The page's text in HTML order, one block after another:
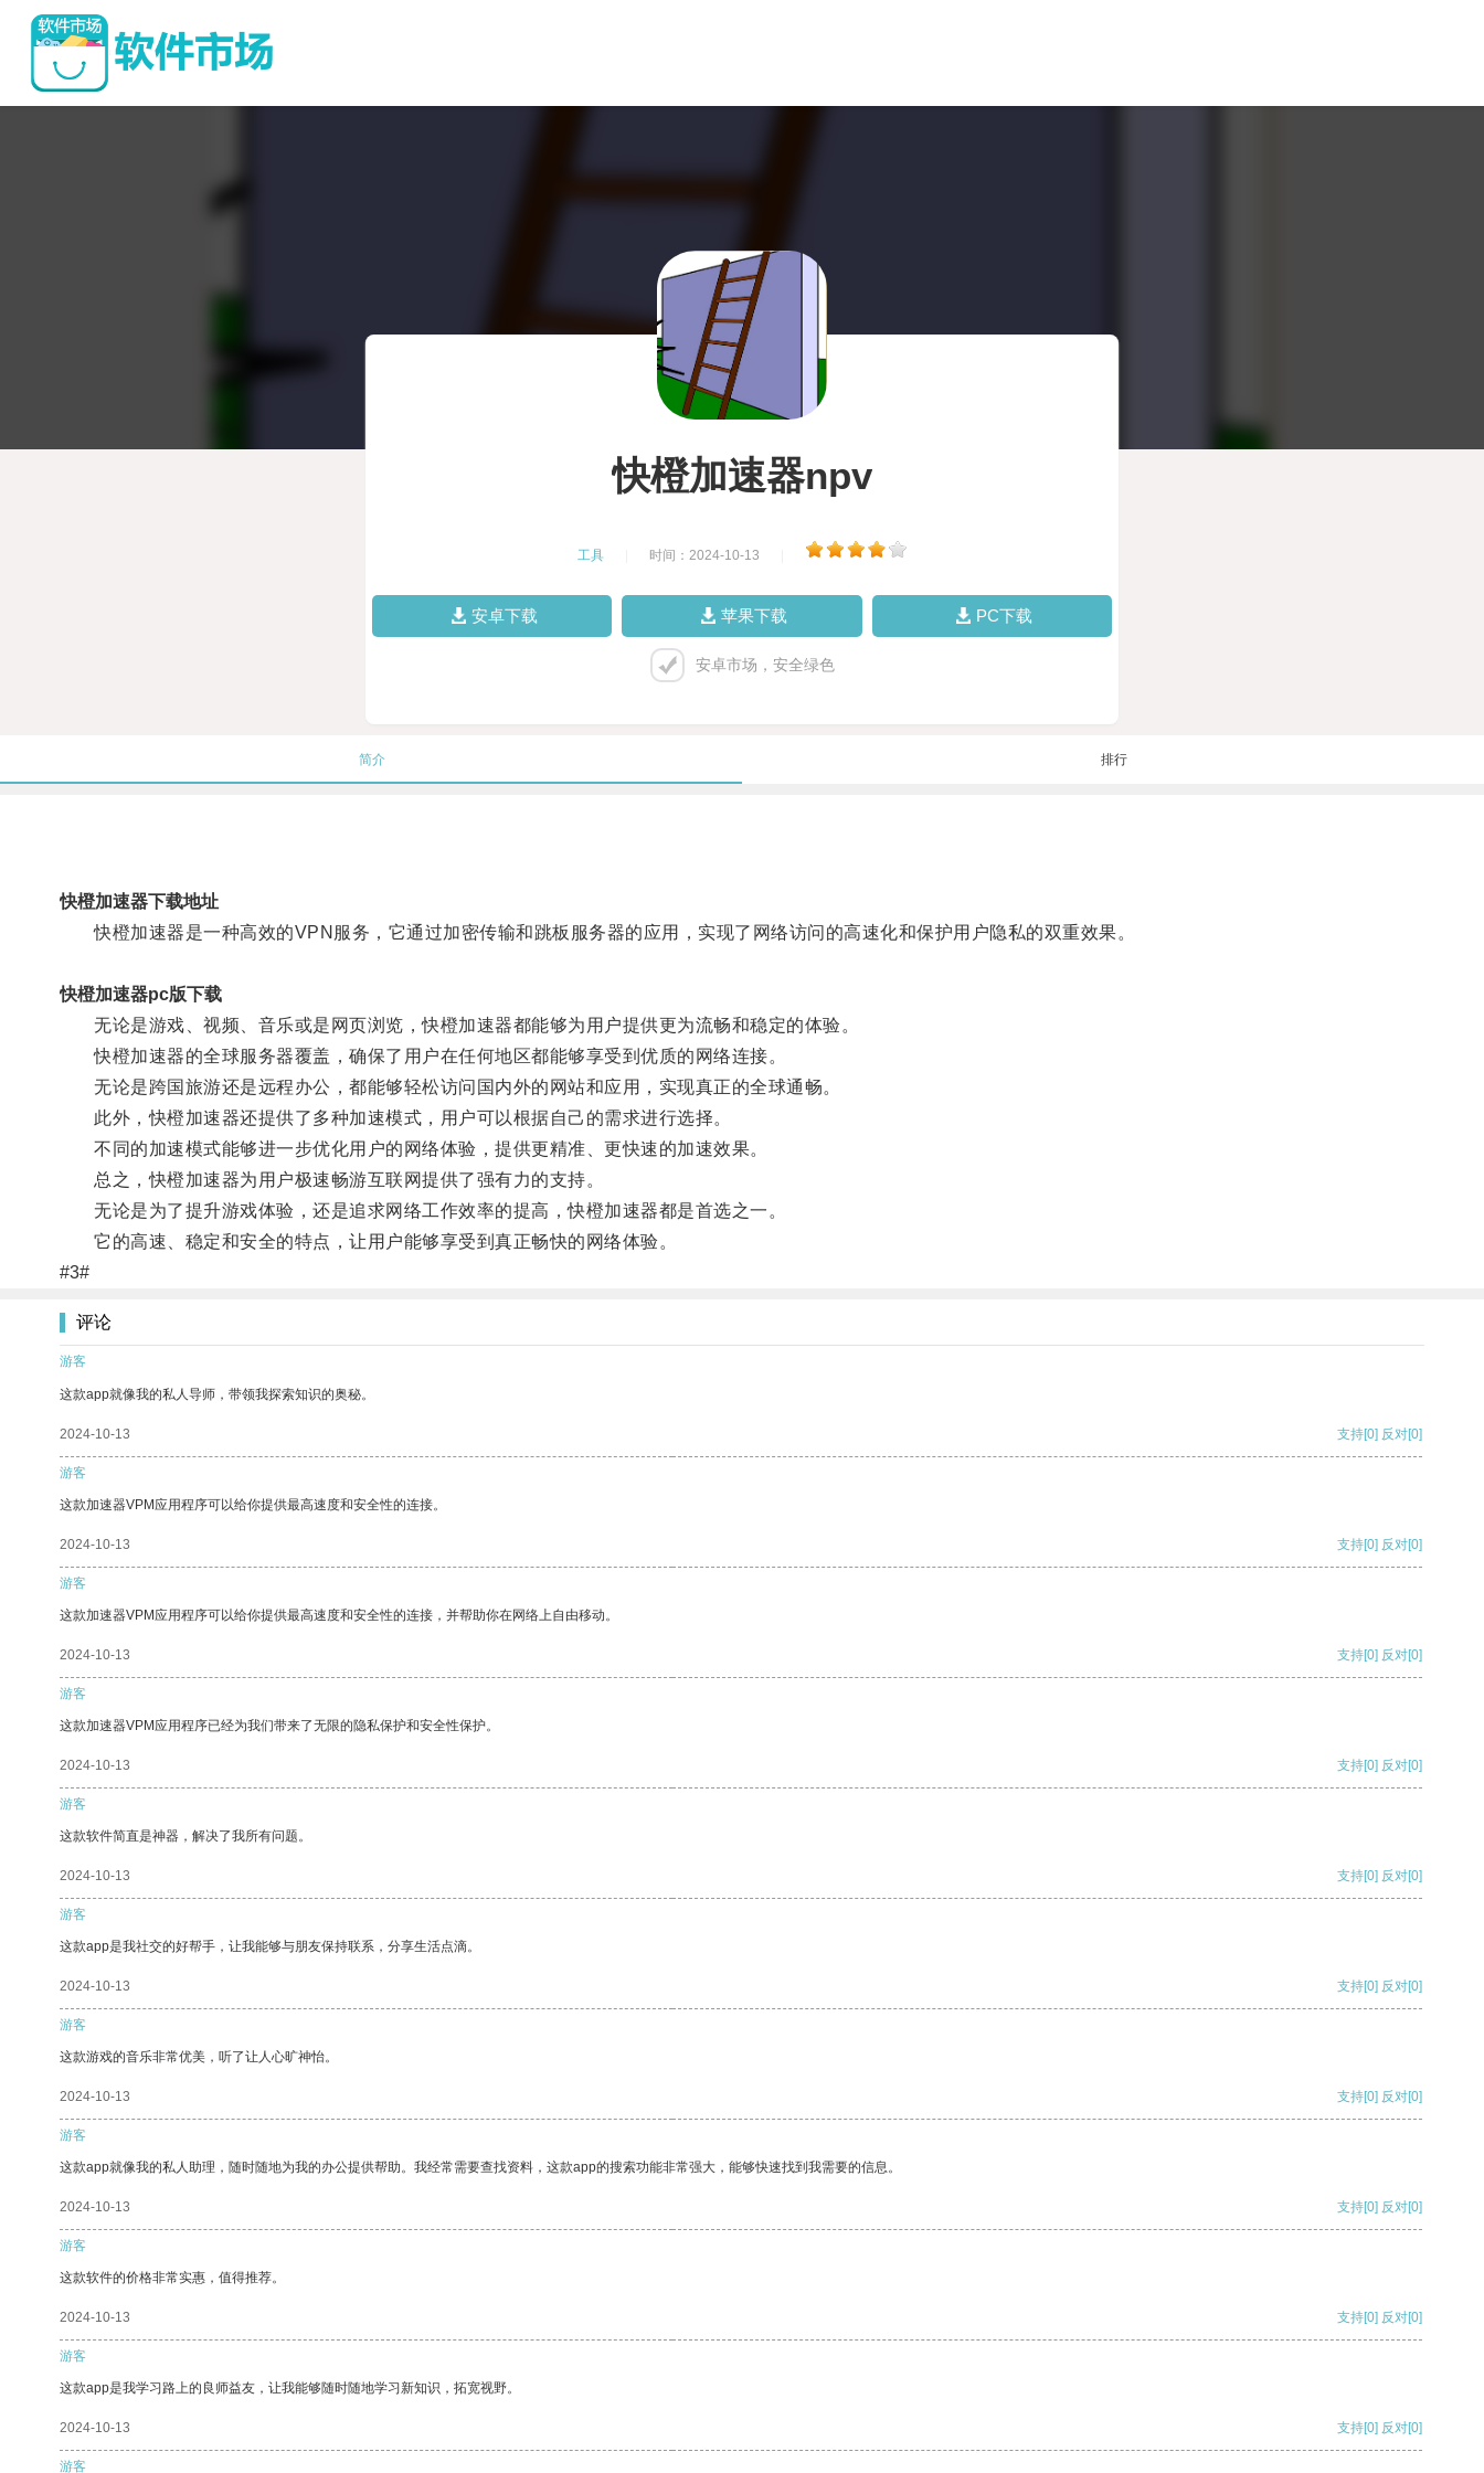
快橙加速器npv
工具 时间：2024-10-13
安卓下载 苹果下载 PC下载
安卓市场，安全绿色
简介 排行
快橙加速器下载地址
快橙加速器是一种高效的VPN服务，它通过加密传输和跳板服务器的应用，实现了网络访问的高速化和保护用户隐私的双重效果。
快橙加速器pc版下载
无论是游戏、视频、音乐或是网页浏览，快橙加速器都能够为用户提供更为流畅和稳定的体验。
快橙加速器的全球服务器覆盖，确保了用户在任何地区都能够享受到优质的网络连接。
无论是跨国旅游还是远程办公，都能够轻松访问国内外的网站和应用，实现真正的全球通畅。
此外，快橙加速器还提供了多种加速模式，用户可以根据自己的需求进行选择。
不同的加速模式能够进一步优化用户的网络体验，提供更精准、更快速的加速效果。
总之，快橙加速器为用户极速畅游互联网提供了强有力的支持。
无论是为了提升游戏体验，还是追求网络工作效率的提高，快橙加速器都是首选之一。
它的高速、稳定和安全的特点，让用户能够享受到真正畅快的网络体验。
#3#
评论
游客
这款app就像我的私人导师，带领我探索知识的奥秘。
2024-10-13 支持[0] 反对[0]
游客
这款加速器VPM应用程序可以给你提供最高速度和安全性的连接。
2024-10-13 支持[0] 反对[0]
游客
这款加速器VPM应用程序可以给你提供最高速度和安全性的连接，并帮助你在网络上自由移动。
2024-10-13 支持[0] 反对[0]
游客
这款加速器VPM应用程序已经为我们带来了无限的隐私保护和安全性保护。
2024-10-13 支持[0] 反对[0]
游客
这款软件简直是神器，解决了我所有问题。
2024-10-13 支持[0] 反对[0]
游客
这款app是我社交的好帮手，让我能够与朋友保持联系，分享生活点滴。
2024-10-13 支持[0] 反对[0]
游客
这款游戏的音乐非常优美，听了让人心旷神怡。
2024-10-13 支持[0] 反对[0]
游客
这款app就像我的私人助理，随时随地为我的办公提供帮助。我经常需要查找资料，这款app的搜索功能非常强大，能够快速找到我需要的信息。
2024-10-13 支持[0] 反对[0]
游客
这款软件的价格非常实惠，值得推荐。
2024-10-13 支持[0] 反对[0]
游客
这款app是我学习路上的良师益友，让我能够随时随地学习新知识，拓宽视野。
2024-10-13 支持[0] 反对[0]
游客